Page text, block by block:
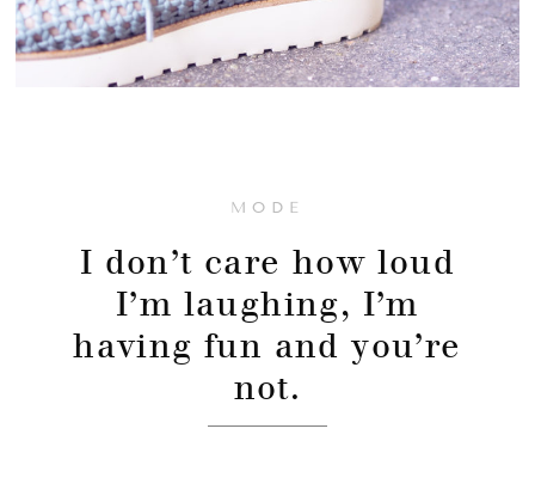
MODE
I don’t care how loud
I’m laughing, I’m
having fun and you’re
not.